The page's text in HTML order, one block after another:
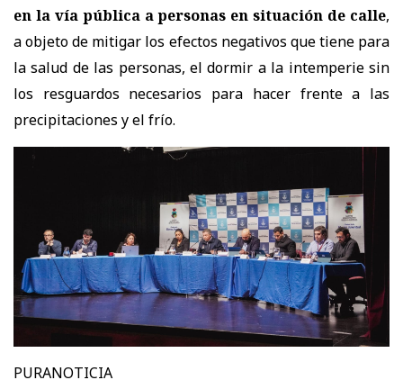
en la vía pública a personas en situación de calle,
a objeto de mitigar los efectos negativos que tiene para
la salud de las personas, el dormir a la intemperie sin
los resguardos necesarios para hacer frente a las
precipitaciones y el frío.
PURANOTICIA